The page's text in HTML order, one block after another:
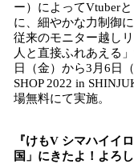
ー）によってVtuber
に、細やかな力制御
従来のモニター越し
人と直接ふれあえる
日（金）から3月6日
SHOP 2022 in
場無料にて実施。
『けもV シマハイイ
国」にきたよ！よろ